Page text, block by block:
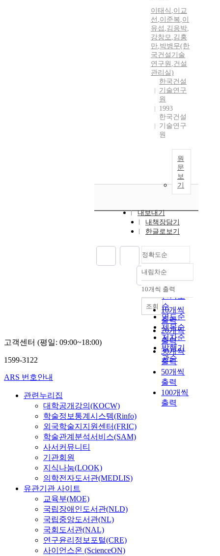
이태식 ,이교
선 ,이준복,이
유섭 ,김응박,
강창모,김홍
만,박병무(한
국건설기술
연구원 ,건설
관리실)
한국건설
기술연구
원
1993
한국건설
기술연구
원
원
문
보
기
내보내기
내책장담기
한글로보기
정확도순
정확도
순
인기도
순
연도순
제목순
저자순
발행기
관순
내림차순
내림차순
10개씩 출력
10개씩
출력
20개씩
출력
30개씩
출력
50개씩
출력
100개씩
출력
조회
고객센터 (평일: 09:00~18:00)
1599-3122
ARS 번호안내
관련누리집
대학공개강의(KOCW)
학술정보통계시스템(Rinfo)
외국학술지지원센터(FRIC)
학술관계분석서비스(SAM)
사서커뮤니티
기관회원
지식나눔(LOOK)
의학전자도서관(MEDLIS)
유관기관 사이트
교육부(MOE)
국립장애인도서관(NLD)
국립중앙도서관(NL)
국회도서관(NAL)
연구윤리정보포털(CRE)
사이언스온 (ScienceON)